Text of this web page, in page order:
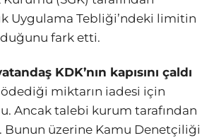
Uygulama Tebliği’ndeki limitin
fark etti.
KDK’nın kapısını çaldı
miktarın iadesi için
Ancak talebi kurum tarafından
üzerine Kamu Denetçiliği